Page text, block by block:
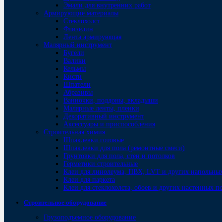
Эмали для внутренних работ
Армирующие материалы
Стеклохолст
Флизелин
Лента армирующая
Малярный инструмент
Бугели
Валики
Кельмы
Кисти
Шпатели
Абразивы
Ванночки, поддоны, вкладыши
Малярные ленты, пленки
Декоративный инструмент
Аксессуары и приспособления
Строительная химия
Шпаклевки готовые
Шпаклевки для пола (ремонтные смеси)
Грунтовки для пола, стен и потолков
Герметики строительные
Клеи для линолеума, ПВХ, LVT и других
Клеи для паркета
Клеи для стеклохолста, обоев и других настенных
Строительное оборудование
Грузоподъемное оборудование